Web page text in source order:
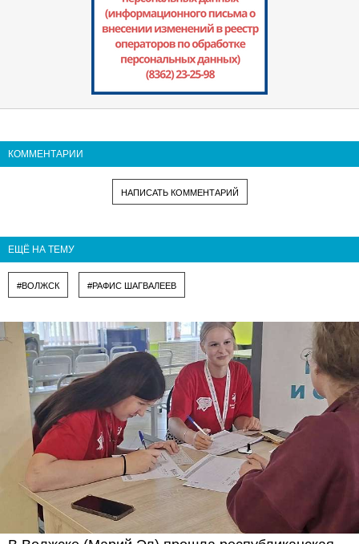
КОММЕНТАРИИ
НАПИСАТЬ КОММЕНТАРИЙ
ЕЩЁ НА ТЕМУ
#ВОЛЖСК #РАФИС ШАГВАЛЕЕВ